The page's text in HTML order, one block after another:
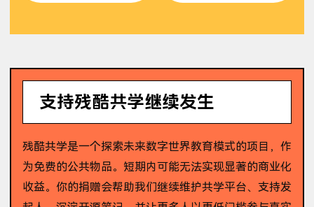
支持残酷共学继续发生
残酷共学是一个探索未来数字世界教育模式的项目，作
为免费的公共物品。短期内可能无法实现显著的商业化
收益。你的捐赠会帮助我们继续维护共学平台、支持发